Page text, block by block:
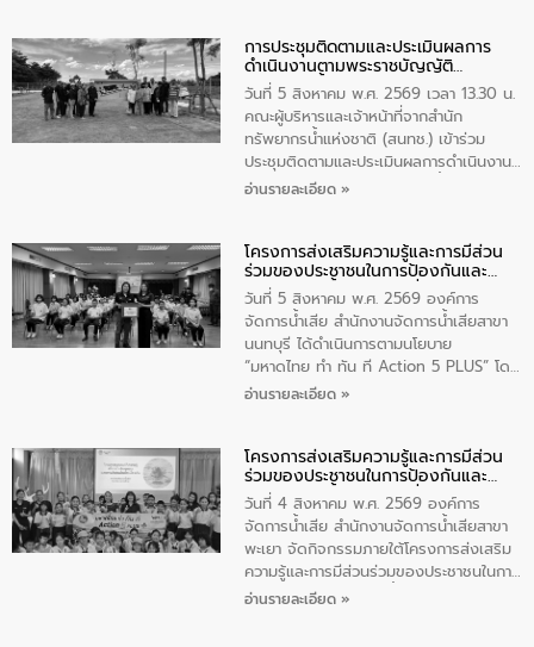
การประชุมติดตามและประเมินผลการ
ดำเนินงานตามพระราชบัญญัติ
ทรัพยากรน้ำ พ.ศ. 2561 ประจำ
ปีงบประมาณ พ.ศ. 2569
วันที่ 5 สิงหาคม พ.ศ. 2569 เวลา 13.30 น.
คณะผู้บริหารและเจ้าหน้าที่จากสำนัก
ทรัพยากรน้ำแห่งชาติ (สนทช.) เข้าร่วม
ประชุมติดตามและประเมินผลการดำเนินงาน
ตามพระราชบัญญัติทรัพยากรน้ำ พ.ศ. 2561
วัดสิงห์ จังหวัดชัยนาท โดยมีนายแสงชัย
สุขชื่น นายกเทศมนตรีตำบลวัดสิงห์ คณะผู้
บริหารเทศบาลตำบลวัดสิงห์ ผู้นำชุมชน และ
ประชาชนในพื้นที่เทศบาลตำบลวัดสิงก์ที่มี
ส่วนได้ส่วนเสียในโครงก่อสร้างศูนย์บริหาร
จัดการคุณภาพน้ำเทศบาลตำบลวัดสิงห์
จังหวัดชัยนาท ให้การต้อนรับ
อ่านรายละเอียด »
โครงการส่งเสริมความรู้และการมีส่วน
ร่วมของประชาชนในการป้องกันและ
แก้ไขปัญหาน้ำเสียอย่างยั่งยืน
วันที่ 5 สิงหาคม พ.ศ. 2569 องค์การ
จัดการน้ำเสีย สำนักงานจัดการน้ำเสียสาขา
นนทบุรี ได้ดำเนินการตามนโยบาย
“มหาดไทย ทำ ทัน ที Action 5 PLUS” โดย
จัดโครงการส่งเสริมความรู้และการมีส่วน
“ชุมชนร่วมใจ น้ำใสยั่งยืน” ได้บรรยายให้
ความรู้เกี่ยวกับการจัดการน้ำเสียและการใช้
ถังดักไขมันให้แก่นักเรียนโรงเรียนวัดบ่อ
(นันทวิทยา) เทศบาลนครปากเกร็ด อำเภอ
ปากเกร็ด จังหวัดนนทบุรี จำนวน 30 คน
อ่านรายละเอียด »
โครงการส่งเสริมความรู้และการมีส่วน
ร่วมของประชาชนในการป้องกันและ
แก้ไขปัญหาน้ำเสียอย่างยั่งยืน
วันที่ 4 สิงหาคม พ.ศ. 2569 องค์การ
จัดการน้ำเสีย สำนักงานจัดการน้ำเสียสาขา
พะเยา จัดกิจกรรมภายใต้โครงการส่งเสริม
ความรู้และการมีส่วนร่วมของประชาชนในการ
ป้องกันและแก้ไขปัญหาน้ำเสียอย่างยั่งยืน
อ่านรายละเอียด »